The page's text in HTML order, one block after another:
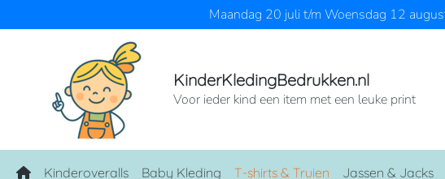
Maandag 20 juli t/m Woensdag 12
KinderKledingBedrukken.nl
Voor ieder kind een item met een leuke print
Home
Kinderoveralls Baby Kleding T-shirts & Truien Jassen & Jacks